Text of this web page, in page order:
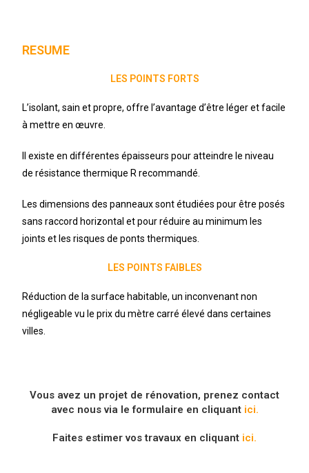
RESUME
LES POINTS FORTS
L’isolant, sain et propre, offre l’avantage d’être léger et facile
à mettre en œuvre.
Il existe en différentes épaisseurs pour atteindre le niveau
de résistance thermique R recommandé.
Les dimensions des panneaux sont étudiées pour être posés
sans raccord horizontal et pour réduire au minimum les
joints et les risques de ponts thermiques.
LES POINTS FAIBLES
Réduction de la surface habitable, un inconvenant non
négligeable vu le prix du mètre carré élevé dans certaines
villes.
Vous avez un projet de rénovation, prenez contact
avec nous via le formulaire en cliquant ici.
Faites estimer vos travaux en cliquant ici.